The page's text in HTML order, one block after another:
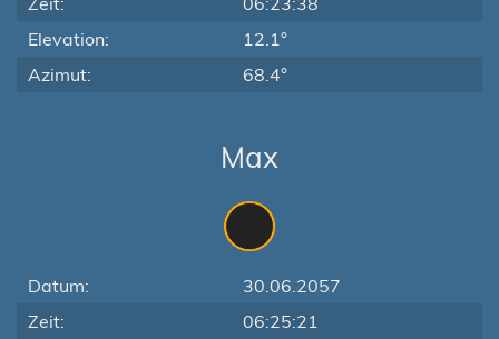
Elevation:
12.1°
Azimut:
68.4°
Max
Datum:
30.06.2057
Zeit:
06:25:21